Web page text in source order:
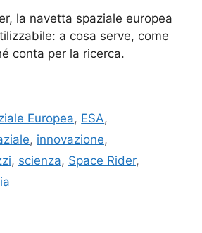
la navetta spaziale europea
a cosa serve, come
conta per la ricerca.
Europea, ESA,
, innovazione,
, scienza, Space Rider,